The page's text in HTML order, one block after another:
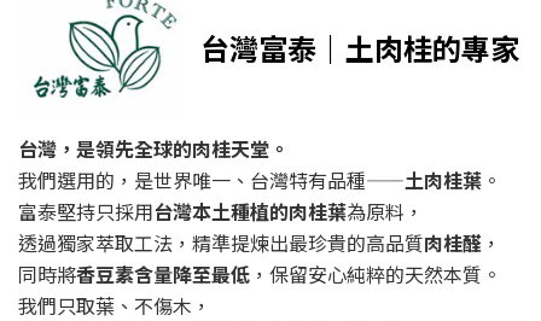
台灣富泰｜土肉桂的專家
台灣，是領先全球的肉桂天堂。
我們選用的，是世界唯一、台灣特有品種——土肉桂葉 。
富泰堅持只採用台灣本土種植的肉桂葉為原料，
透過獨家萃取工法，精準提煉出最珍貴的高品質肉桂醛 ，
同時將香豆素含量降至最低 ，保留安心純粹的天然本質。
我們只取葉、不傷木，